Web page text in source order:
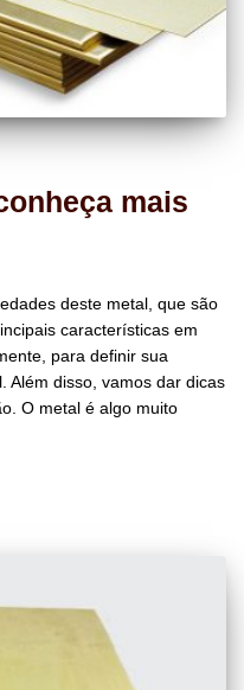
mais
deste metal, que são
características em
para definir sua
Além disso, vamos dar dicas
O metal é algo muito